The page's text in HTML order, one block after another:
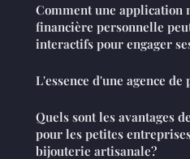
Comment une application
financière personnelle
interactifs pour engager
L'essence d'une agence
Quels sont les avantages
pour les petites
bijouterie artisanale?